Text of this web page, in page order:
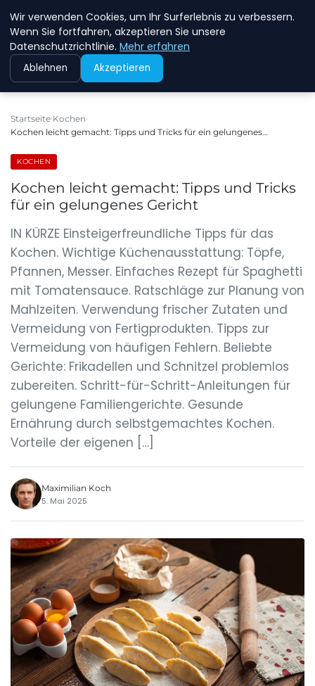
NEW ENERGY JOBS
Startseite Kochen
Kochen leicht gemacht: Tipps und Tricks für ein gelungenes…
KOCHEN
Kochen leicht gemacht: Tipps und Tricks
für ein gelungenes Gericht
IN KÜRZE Einsteigerfreundliche Tipps für das
Kochen. Wichtige Küchenausstattung: Töpfe,
Pfannen, Messer. Einfaches Rezept für Spaghetti
mit Tomatensauce. Ratschläge zur Planung von
Mahlzeiten. Verwendung frischer Zutaten und
Vermeidung von Fertigprodukten. Tipps zur
Vermeidung von häufigen Fehlern. Beliebte
Gerichte: Frikadellen und Schnitzel problemlos
zubereiten. Schritt-für-Schritt-Anleitungen für
gelungene Familiengerichte. Gesunde
Ernährung durch selbstgemachtes Kochen.
Vorteile der eigenen […]
Maximilian Koch
5. Mai 2025
Wir verwenden Cookies, um Ihr Surferlebnis zu verbessern.
Wenn Sie fortfahren, akzeptieren Sie unsere
Datenschutzrichtlinie. Mehr erfahren
Ablehnen Akzeptieren